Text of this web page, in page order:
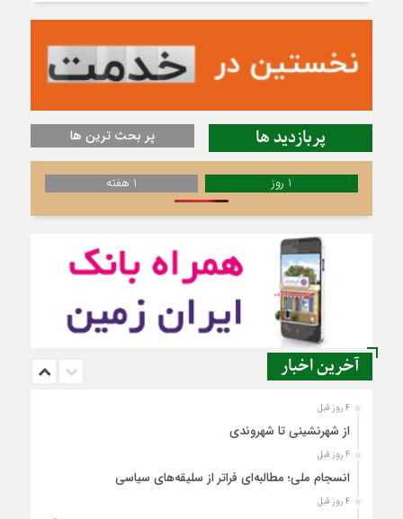
پربازدید ها پر بحث ترین ها
1 روز 1 هفته
آخرین اخبار
4 روز قبل
از شهرنشینی تا شهروندی
4 روز قبل
انسجام ملی؛ مطالبه‌ای فراتر از سلیقه‌های سیاسی
4 روز قبل